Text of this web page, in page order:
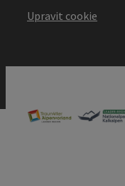
Upravit cookie